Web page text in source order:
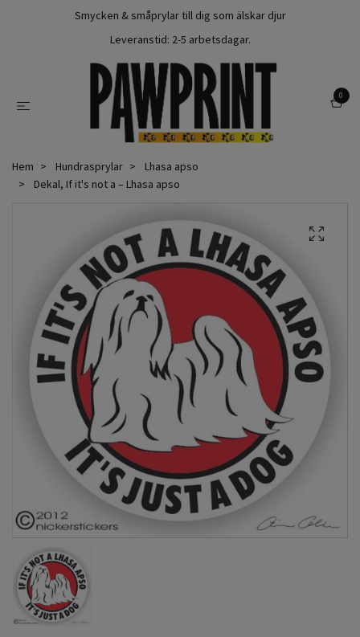
Smycken & småprylar till dig som älskar djur
Leveranstid: 2-5 arbetsdagar.
0
Hem Hundrasprylar
Lhasa apso
Dekal, If it's not a – Lhasa apso